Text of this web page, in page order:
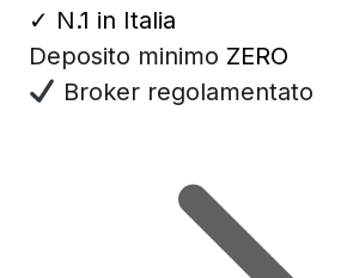
✓ N.1 in Italia
Deposito minimo ZERO
Broker regolamentato